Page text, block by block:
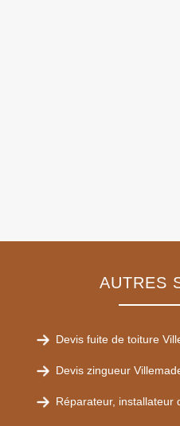
AUTRES
Devis fuite de toiture
Devis zingueur
Réparateur, installateur